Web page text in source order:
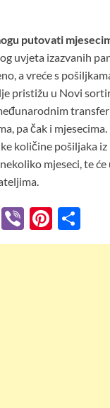
putovati
uvjeta izazvanih
a vreće s
pristižu u Novi
pa čak i
količine pošiljaka iz
mjeseci, te
W Vi
b
Pi
nt h